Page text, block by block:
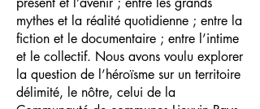
mythes et la réalité quotidienne ; entre la
fiction et le documentaire ; entre l’intime
et le collectif. Nous avons voulu explorer
la question de l’héroïsme sur un territoire
délimité, le nôtre, celui de la